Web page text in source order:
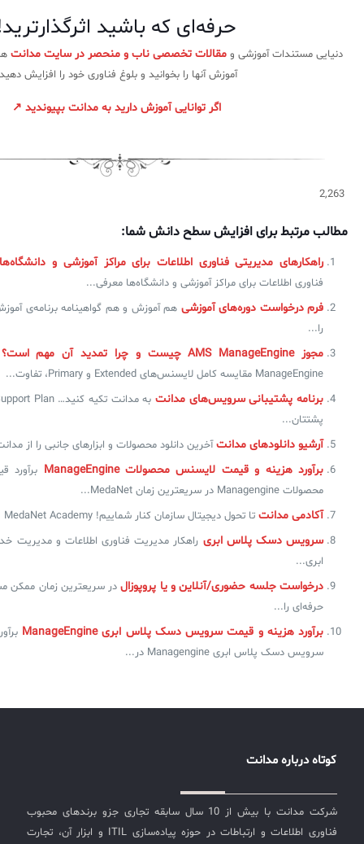
حرفه‌ای که باشید
دنیایی مستندات آموزشی و مقالات تخصصی ناب و منحصر در سایت مدانت
آموزش آنها را بخوانید و بلوغ فناوری خود را افزایش
اگر توانایی آموزش دارید به مدانت بپیوندید ↗
2,263
مطالب مرتبط برای افزایش سطح دانش شما:
راهکارهای مدیریتی فناوری اطلاعات برای مراکز آموزشی و دانشگاه‌ها
فناوری اطلاعات برای مراکز آموزشی و دانشگاه‌ها معرفی...
فرم درخواست دوره‌های آموزشی هم آموزش و هم گواهینامه برنامه‌ی
را...
مجوز AMS ManageEngine چیست و چرا تمدید آن مهم است؟
ManageEngine مقایسه کامل لایسنس‌های Extended و Primary، تفاوت...
برنامه‌ پشتیبانی سرویس‌های مدانت
پشتتان...
آرشیو دانلودهای مدانت آخرین دانلود محصولات و ابزارهای جانبی را از
برآورد هزینه و قیمت لایسنس محصولات ManageEngine
برآورد
محصولات Managengine در سریعترین زمان MedaNet...
آکادمی مدانت تا تحول دیجیتال سازمان کنار شماییم! MedaNet Academy یک ارزش...
سرویس دسک پلاس ابری راهکار مدیریت فناوری اطلاعات و مدیریت
ابری...
درخواست جلسه حضوری/آنلاین و یا پروپوزال در سریعترین زمان ممکن
حرفه‌ای را...
برآورد هزینه و قیمت سرویس دسک پلاس ابری ManageEngine
سرویس دسک پلاس ابری Managengine در...
کوتاه درباره مدانت
شرکت مدانت با بیش از 10 سال سابقه تجاری جزو برندهای محبوب
فناوری اطلاعات و ارتباطات در حوزه پیاده‌سازی ITIL و ابزار آن، تجارت